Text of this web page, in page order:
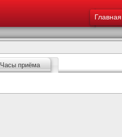
Главная
Часы приёма